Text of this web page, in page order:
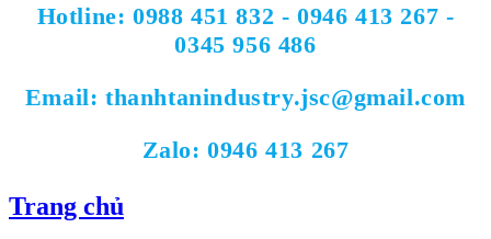
Hotline: 0988 451 832 - 0946 413 267 -
0345 956 486
Email: thanhtanindustry.jsc@gmail.com
Zalo: 0946 413 267
Trang chủ